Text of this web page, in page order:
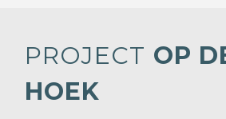
PROJECT OP
HOEK